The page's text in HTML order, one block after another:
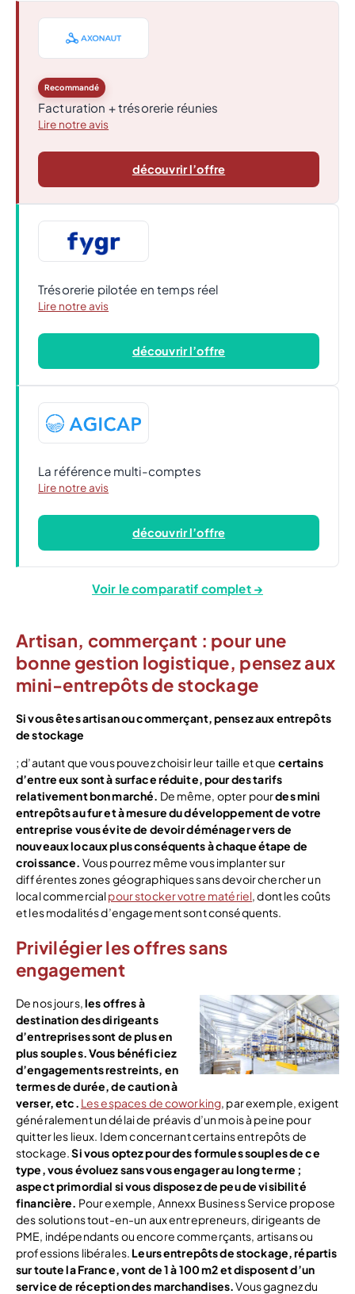
Recommandé
Facturation + trésorerie réunies
Lire notre avis
découvrir l’offre
Trésorerie pilotée en temps réel
Lire notre avis
découvrir l’offre
La référence multi-comptes
Lire notre avis
découvrir l’offre
Voir le comparatif complet →
Artisan, commerçant : pour une
bonne gestion logistique, pensez aux
mini-entrepôts de stockage
Si vous êtes artisan ou commerçant, pensez aux entrepôts
de stockage
; d’autant que vous pouvez choisir leur taille et que certains
d’entre eux sont à surface réduite, pour des tarifs
relativement bon marché. De même, opter pourdes mini
entrepôts au fur et à mesure du développement de votre
entreprise vous évite de devoir déménager vers de
nouveaux locaux plus conséquents à chaque étape de
croissance. Vous pourrez même vous implanter sur
différentes zones géographiques sans devoir chercher un
local commercialpour stocker votre matériel, dont les coûts
et les modalités d’engagement sont conséquents.
Privilégier les offres sans
engagement
De nos jours,les offres à
destination des dirigeants
d’entreprises sont de plus en
plus souples.Vous bénéficiez
d’engagements restreints, en
termes de durée, de caution à
verser, etc. Les espaces de coworking, par exemple, exigent
généralement un délai de préavis d’un mois à peine pour
quitter les lieux. Idem concernant certains entrepôts de
stockage.Si vous optez pour des formules souples de ce
type, vous évoluez sans vous engager au long terme ;
aspect primordial si vous disposez de peu de visibilité
financière. Pour exemple, Annexx Business Service propose
des solutions tout-en-un aux entrepreneurs, dirigeants de
PME, indépendants ou encore commerçants, artisans ou
professions libérales. Leurs entrepôts de stockage, répartis
sur toute la France, vont de 1 à 100 m2 et disposent d’un
service de réception des marchandises.Vous gagnez du